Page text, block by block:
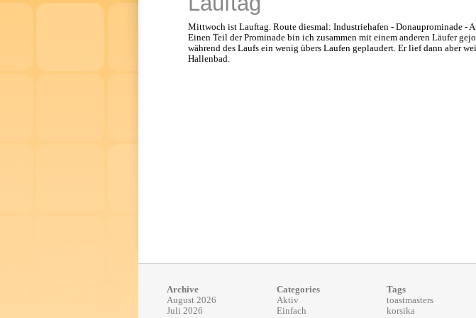
Mittwoch ist Lauftag. Route diesmal: Industriehafen - Donauprominade -
Einen Teil der Prominade bin ich zusammen mit einem anderen Läufer
während des Laufs ein wenig übers Laufen geplaudert. Er lief dann aber
Hallenbad.
Archive
August 2026
Juli 2026
Categories
Aktiv
Einfach
Tags
toastmasters
korsika